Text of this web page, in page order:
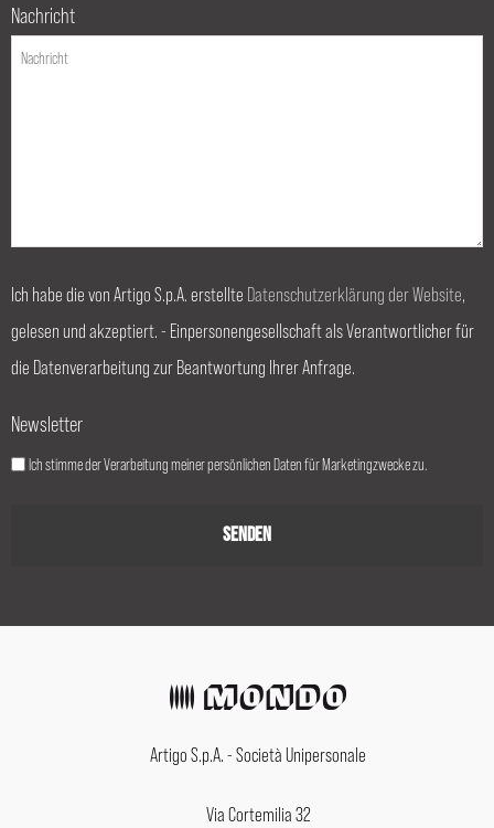
Nachricht
Ich habe die von Artigo S.p.A. erstellte Datenschutzerklärung der Website,
gelesen und akzeptiert. - Einpersonengesellschaft als Verantwortlicher für
die Datenverarbeitung zur Beantwortung Ihrer Anfrage.
Newsletter
Ich stimme der Verarbeitung meiner persönlichen Daten für Marketingzwecke zu.
Artigo S.p.A. - Società Unipersonale
Via Cortemilia 32